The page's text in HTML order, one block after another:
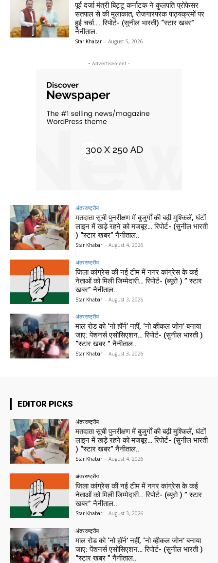
पूर्व दर्जा मंत्री बिट्टू कर्नाटक ने कुलपति प्रोफेसर
सतपाल से की मुलाकात, रोजगारपरक पाठ्यक्रमों पर
हुई चर्चा…. रिपोर्ट- (सुनील भारती) “स्टार खबर”
नैनीताल.
Star Khabar - August 5, 2026
- Advertisement -
अंतरराष्ट्रीय
मतदाता सूची पुनरीक्षण में बुजुर्गों की बढ़ी मुश्किलें, घंटों
लाइन में खड़े रहने को मजबूर… रिपोर्ट- (सुनील भारती
) “स्टार खबर” नैनीताल..
Star Khabar - August 4, 2026
अंतरराष्ट्रीय
जिला कांग्रेस की नई टीम में नगर कांग्रेस के कई
नेताओं को मिली जिम्मेदारी… रिपोर्ट- (ब्यूरो ) ” स्टार
खबर” नैनीताल..
Star Khabar - August 3, 2026
अंतरराष्ट्रीय
माल रोड को ‘नो हॉर्न’ नहीं, ‘नो व्हीकल जोन’ बनाया
जाए: पेंशनर्स एसोसिएशन… रिपोर्ट- (सुनील भारती )
“स्टार खबर ” नैनीताल..
Star Khabar - August 3, 2026
EDITOR PICKS
अंतरराष्ट्रीय
मतदाता सूची पुनरीक्षण में बुजुर्गों की बढ़ी मुश्किलें, घंटों
लाइन में खड़े रहने को मजबूर… रिपोर्ट- (सुनील भारती
) “स्टार खबर” नैनीताल..
Star Khabar - August 4, 2026
अंतरराष्ट्रीय
जिला कांग्रेस की नई टीम में नगर कांग्रेस के कई
नेताओं को मिली जिम्मेदारी… रिपोर्ट- (ब्यूरो ) ” स्टार
खबर” नैनीताल..
Star Khabar - August 3, 2026
अंतरराष्ट्रीय
माल रोड को ‘नो हॉर्न’ नहीं, ‘नो व्हीकल जोन’ बनाया
जाए: पेंशनर्स एसोसिएशन… रिपोर्ट- (सुनील भारती )
“स्टार खबर ” नैनीताल..